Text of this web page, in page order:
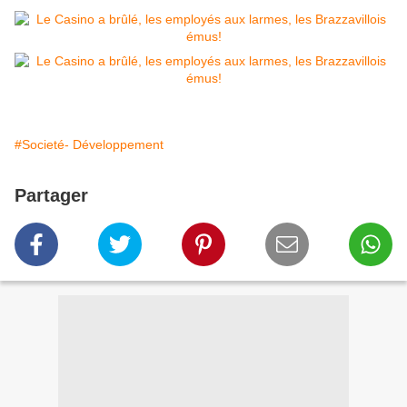
#Societé- Développement
Partager